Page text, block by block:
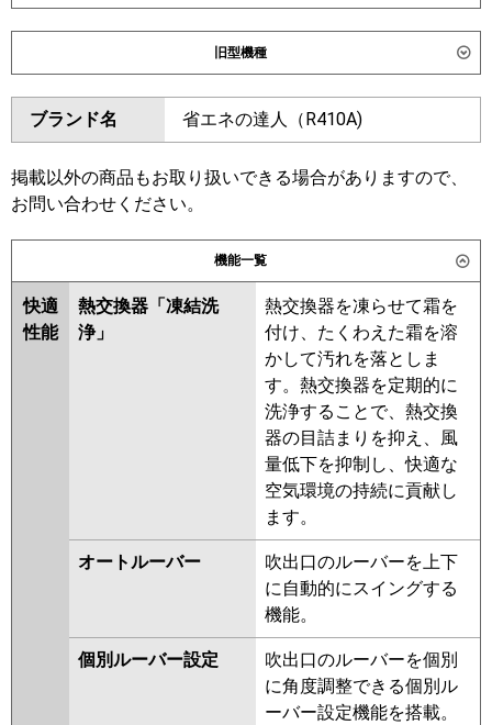
ダイキン
東芝
三菱電機
日立
三菱重工
旧型機種
ダイキン
東芝
三菱電機
パナソニック
ブランド名 省エネの達人（R410A)
掲載以外の商品もお取り扱いできる場合がありますので、
お問い合わせください。
機能一覧
快適
性能
熱交換器「凍結洗
浄」
熱交換器を凍らせて霜を
付け、たくわえた霜を溶
かして汚れを落としま
す。熱交換器を定期的に
洗浄することで、熱交換
器の目詰まりを抑え、風
量低下を抑制し、快適な
空気環境の持続に貢献し
ます。
オートルーバー
吹出口のルーバーを上下
に自動的にスイングする
機能。
個別ルーバー設定
吹出口のルーバーを個別
に角度調整できる個別ル
ーバー設定機能を搭載。